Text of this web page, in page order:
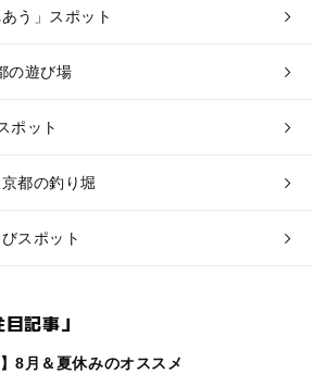
う」スポット
の遊び場
ポット
都の釣り堀
スポット
記事」
】8月＆夏休みのオススメ